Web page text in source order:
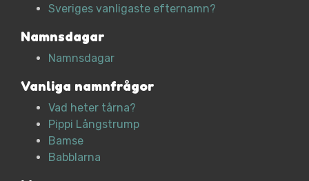
Sveriges vanligaste efternamn?
Namnsdagar
Namnsdagar
Vanliga namnfrågor
Vad heter tårna?
Pippi Långstrump
Bamse
Babblarna